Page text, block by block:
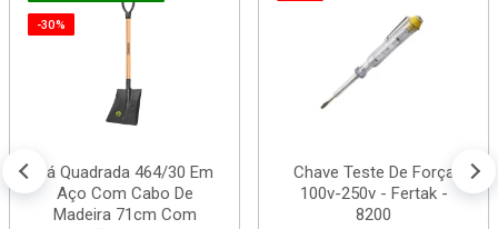
-30%
Pá Quadrada 464/30 Em
Aço Com Cabo De
Madeira 71cm Com
Chave Teste De Força
100v-250v - Fertak -
8200